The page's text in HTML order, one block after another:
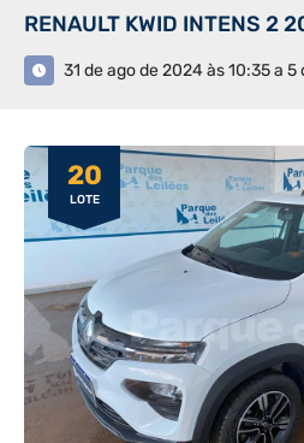
RENAULT KWID INTENS 2
31 de ago de 2024 às 10:35 a
20
LOTE